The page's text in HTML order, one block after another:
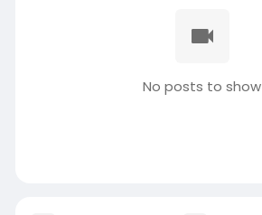
No posts to show